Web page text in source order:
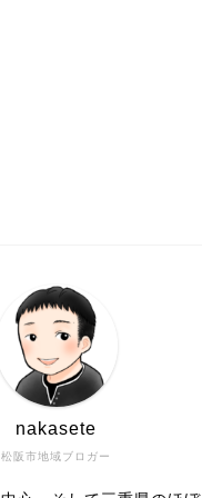
松阪市地域ブロガー
nakasete